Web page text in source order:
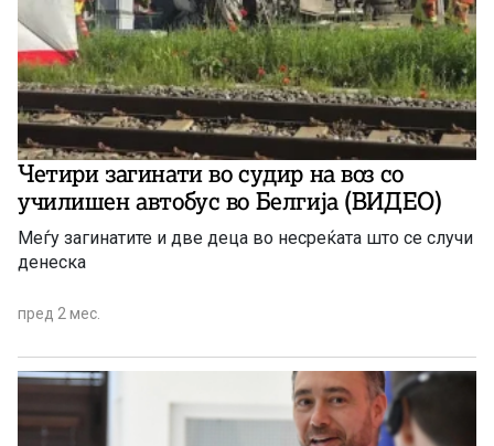
Четири загинати во судир на воз со
училишен автобус во Белгија (ВИДЕО)
Меѓу загинатите и две деца во несреќата што се случи
денеска
пред 2 мес.